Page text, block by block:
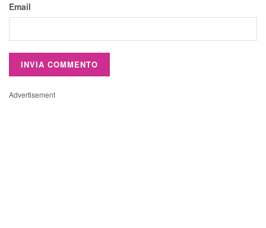
Email
Advertisement